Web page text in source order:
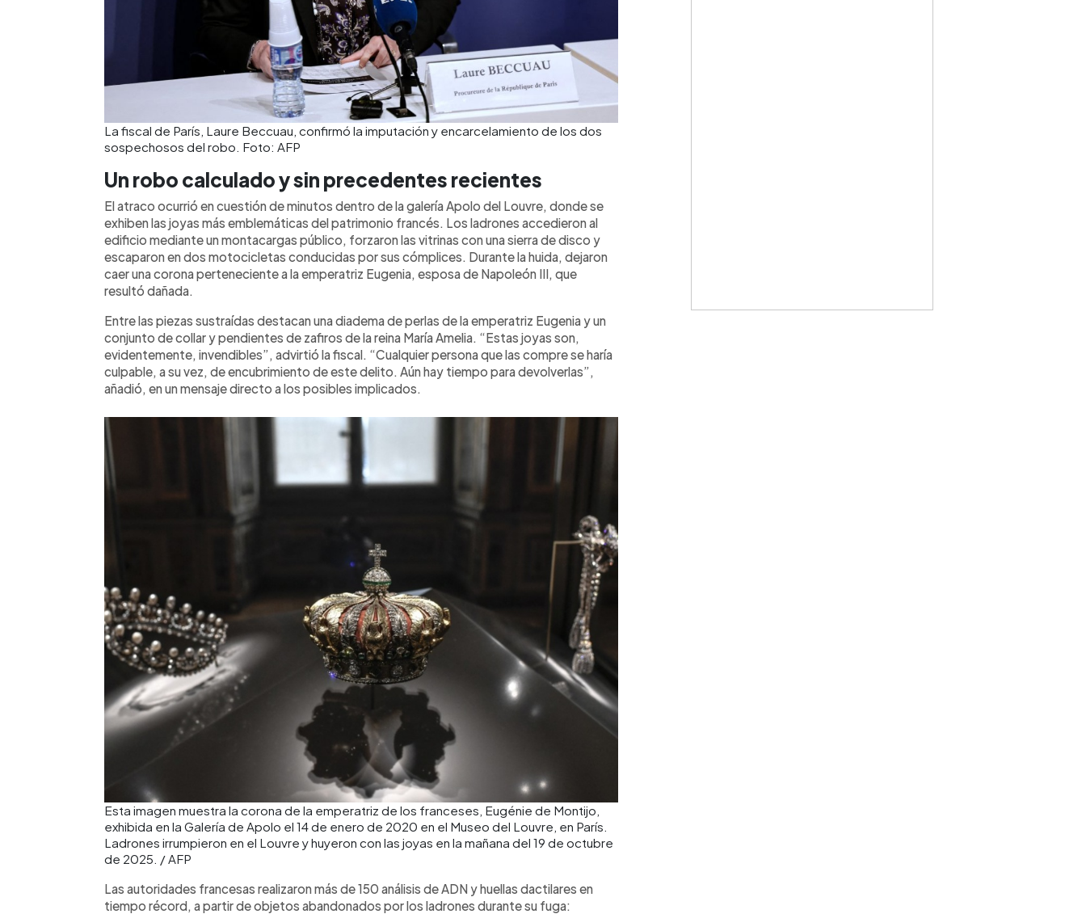
La fiscal de París, Laure Beccuau, confirmó la imputación y encarcelamiento de los dos
sospechosos del robo. Foto: AFP
Un robo calculado y sin precedentes recientes
El atraco ocurrió en cuestión de minutos dentro de la galería Apolo del Louvre, donde se
exhiben las joyas más emblemáticas del patrimonio francés. Los ladrones accedieron al
edificio mediante un montacargas público, forzaron las vitrinas con una sierra de disco y
escaparon en dos motocicletas conducidas por sus cómplices. Durante la huida, dejaron
caer una corona perteneciente a la emperatriz Eugenia, esposa de Napoleón III, que
resultó dañada.
Entre las piezas sustraídas destacan una diadema de perlas de la emperatriz Eugenia y un
conjunto de collar y pendientes de zafiros de la reina María Amelia. “Estas joyas son,
evidentemente, invendibles”, advirtió la fiscal. “Cualquier persona que las compre se haría
culpable, a su vez, de encubrimiento de este delito. Aún hay tiempo para devolverlas”,
añadió, en un mensaje directo a los posibles implicados.
Esta imagen muestra la corona de la emperatriz de los franceses, Eugénie de Montijo,
exhibida en la Galería de Apolo el 14 de enero de 2020 en el Museo del Louvre, en París.
Ladrones irrumpieron en el Louvre y huyeron con las joyas en la mañana del 19 de octubre
de 2025. / AFP
Las autoridades francesas realizaron más de 150 análisis de ADN y huellas dactilares en
tiempo récord, a partir de objetos abandonados por los ladrones durante su fuga: